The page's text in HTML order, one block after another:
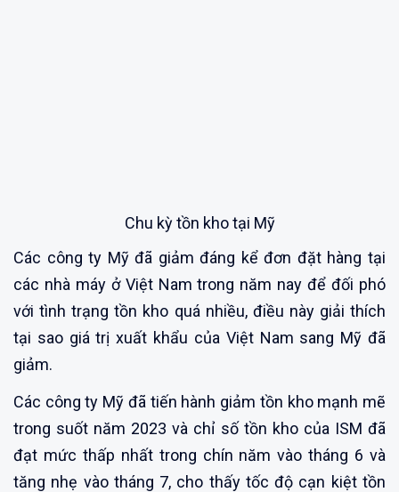
Chu kỳ tồn kho tại Mỹ
Các công ty Mỹ đã giảm đáng kể đơn đặt hàng tại
các nhà máy ở Việt Nam trong năm nay để đối phó
với tình trạng tồn kho quá nhiều, điều này giải thích
tại sao giá trị xuất khẩu của Việt Nam sang Mỹ đã
giảm.
Các công ty Mỹ đã tiến hành giảm tồn kho mạnh mẽ
trong suốt năm 2023 và chỉ số tồn kho của ISM đã
đạt mức thấp nhất trong chín năm vào tháng 6 và
tăng nhẹ vào tháng 7, cho thấy tốc độ cạn kiệt tồn